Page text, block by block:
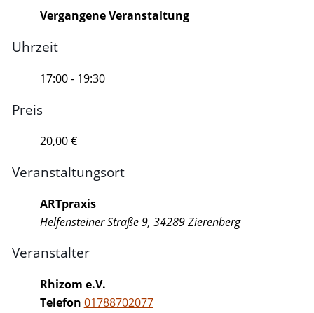
Vergangene Veranstaltung
Uhrzeit
17:00 - 19:30
Preis
20,00 €
Veranstaltungsort
ARTpraxis
Helfensteiner Straße 9, 34289 Zierenberg
Veranstalter
Rhizom e.V.
Telefon 01788702077